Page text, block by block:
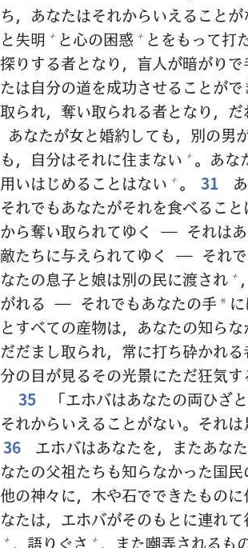
ち，あなたはそれからいえることが
と失明 + と心の困惑 + とをもって打
探りする者となり， 盲人が暗がりで
たは自分の道を成功させることが
取られ， 奪い取られる者となり，だ
あなたが女と婚約しても， 別の男
も，
自分はそれに住まない + 。あな
用いはじめることはない + 。 31
それでもあなたがそれを食べるこ
から奪い取られてゆく ― それはあ
敵たちに与えられてゆく ― それで
なたの息子と娘は別の民に渡され +
がれる ― それでもあなたの手*
とすべての産物は，あなたの知ら
だだまし取られ， 常に打ち砕かれる
分の目が見るその光景にただ狂気
35
「エホバはあなたの両ひざと
それからいえることがない。それは
36
エホバはあなたを，またあな
なたの父祖たちも知らなかった国民
他の神々に， 木や石でできたものに
なたは，エホバがそのもとに連れて
+ ， 語りぐさ + ，また嘲弄されるも